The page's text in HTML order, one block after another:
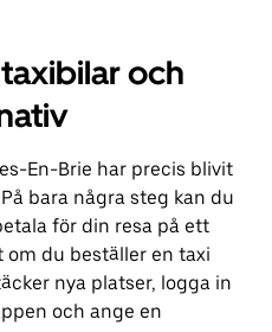
och
En-Brie har precis blivit
bara några steg kan du
för din resa på ett
om du beställer en taxi
nya platser, logga in
och ange en